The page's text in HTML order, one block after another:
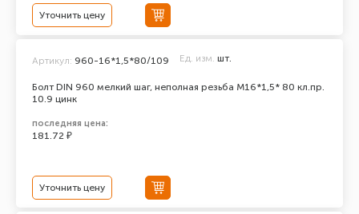
Уточнить цену
Болт DIN 960 мелкий шаг, неполная резьба M16*1,5* 80 кл.пр.
10.9 цинк
Артикул: 960-16*1,5*80/109 Ед. изм. шт.
последняя цена:
181.72 ₽
Уточнить цену